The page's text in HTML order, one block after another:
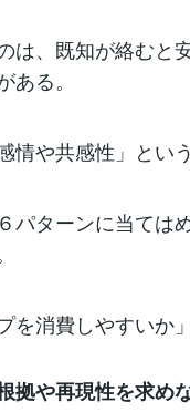
は、既知が絡むと
ある。
や共感性」とい
パターンに当ては
を消費しやすいか
拠や再現性を求め